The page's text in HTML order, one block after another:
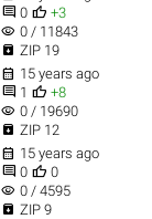
 0  +3
visibility 0 / 11843
 ZIP 19
 15 years ago
 1  +8
visibility 0 / 19690
 ZIP 12
 15 years ago
 0  0
visibility 0 / 4595
 ZIP 9